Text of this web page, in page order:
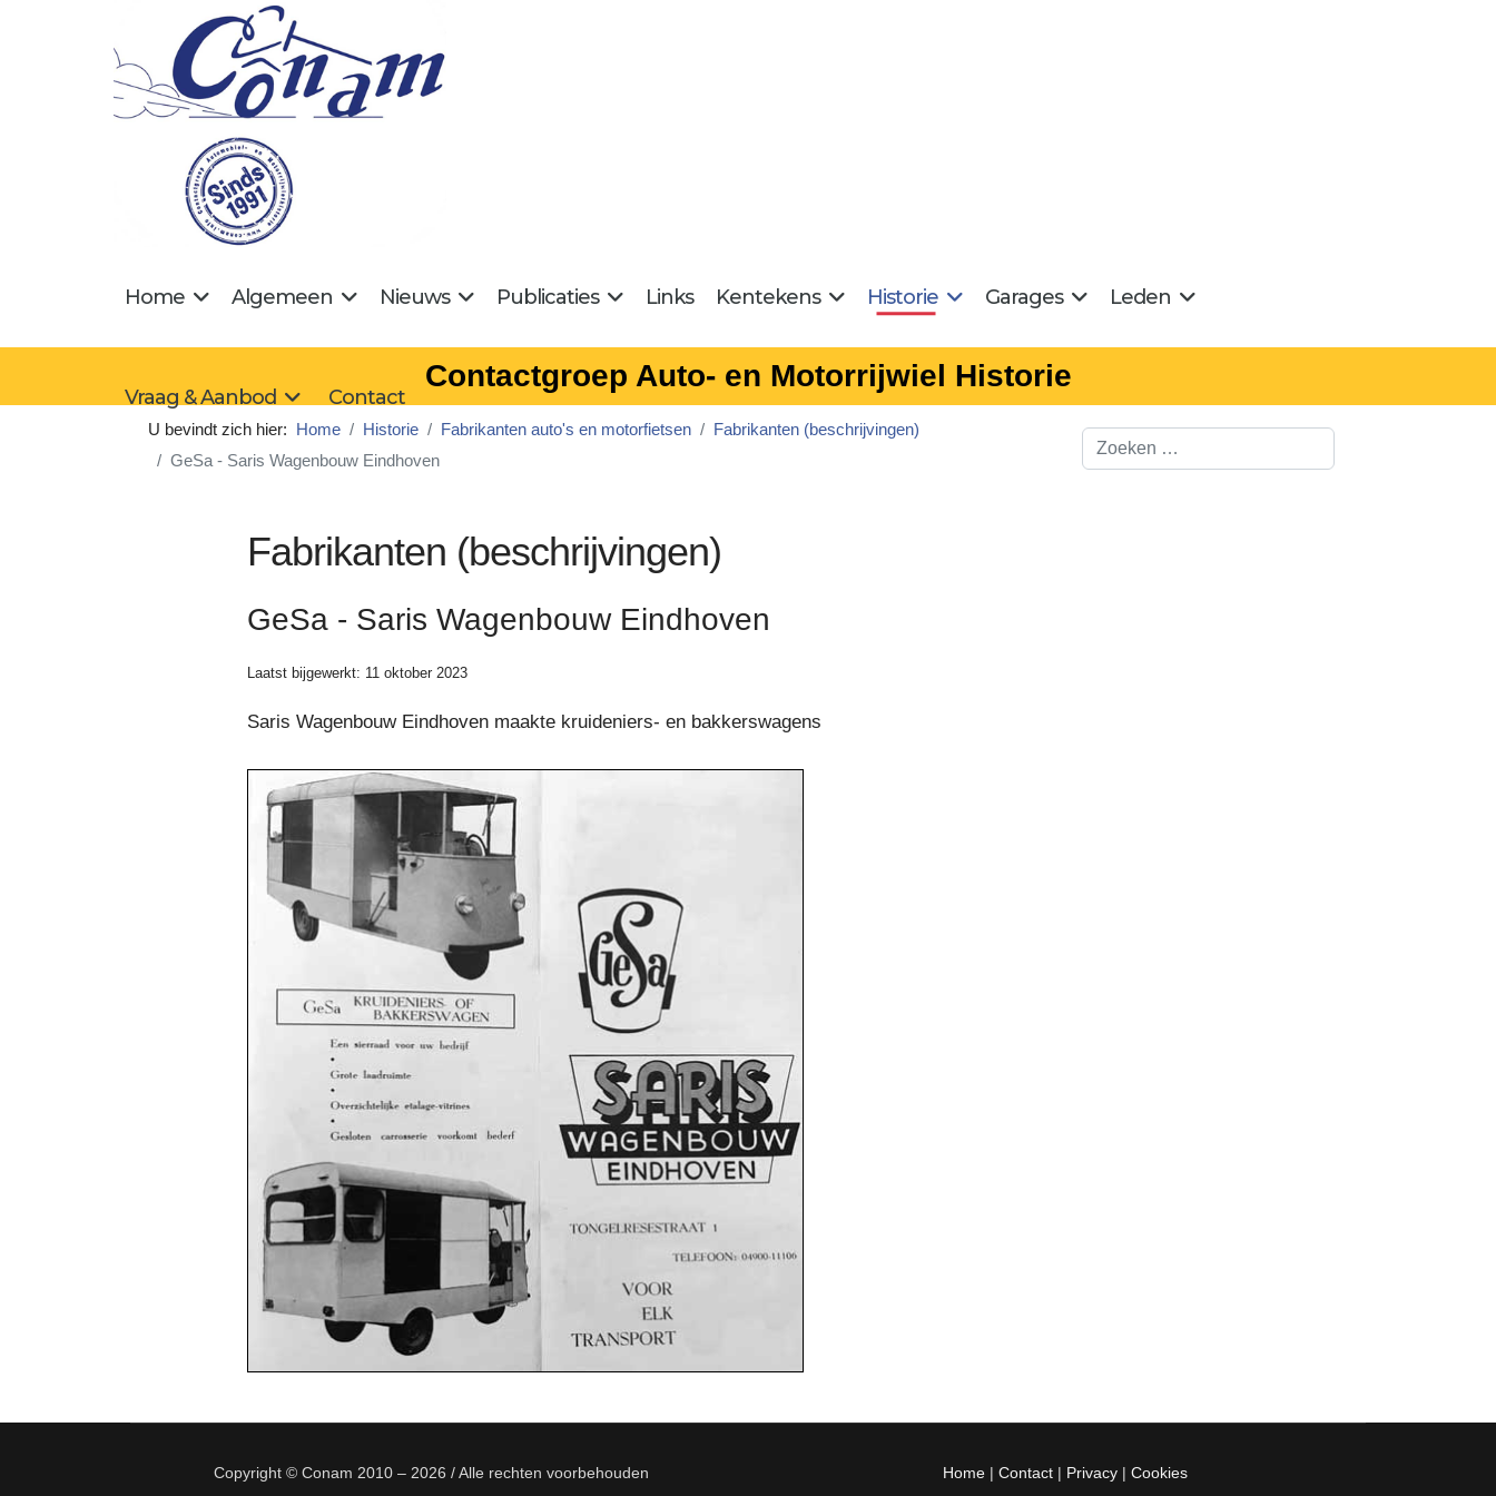
Home Algemeen Nieuws Publicaties Links Kentekens Historie Garages Leden
Vraag & Aanbod Contact
Contactgroep Auto- en Motorrijwiel Historie
U bevindt zich hier: Home Historie Fabrikanten auto's en motorfietsen
Fabrikanten (beschrijvingen)
GeSa - Saris Wagenbouw Eindhoven
Fabrikanten (beschrijvingen)
GeSa - Saris Wagenbouw Eindhoven
Laatst bijgewerkt: 11 oktober 2023
Saris Wagenbouw Eindhoven maakte kruideniers- en bakkerswagens
Copyright © Conam 2010 – 2026 / Alle rechten voorbehouden Home | Contact | Privacy | Cookies